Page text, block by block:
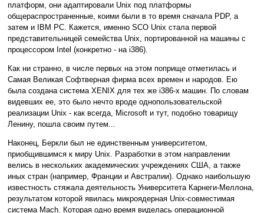
платформ, они адаптировали Unix под платформы
общераспространенные, коими были в то время сначала PDP, а
затем и IBM PC. Кажется, именно SCO Unix стала первой
представительницей семейства Unix, портированной на машины с
процессором Intel (конкретно - на i386).
Как ни странно, в числе первых на этом поприще отметилась и
Самая Великая Софтверная фирма всех времен и народов. Ею
была создана система XENIX для тех же i386-х машин. По словам
видевших ее, это было нечто вроде однопользовательской
реализации Unix - как всегда, Microsoft и тут, подобно товарищу
Ленину, пошла своим путем...
Наконец, Беркли был не единственным университетом,
приобщившимся к миру Unix. Разработки в этом направлении
велись в нескольких академических учреждениях США, а также
иных стран (например, Франции и Австралии). Однако наибольшую
известность стяжала деятельность Университета Карнеги-Меллона,
результатом которой явилась микроядерная Unix-совместимая
система Mach. Которая одно время виделась операционной